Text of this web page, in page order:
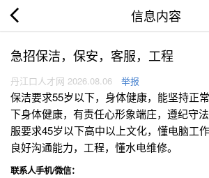
信息内容
急招保洁，保安，客服，工程
丹江口人才网 2026.08.06 举报
保洁要求55岁以下，身体健康，能坚持正
下身体健康，有责任心形象端庄，遵纪守
服要求45岁以下高中以上文化，懂电脑工
良好沟通能力，工程，懂水电维修。
联系人手机/微信：